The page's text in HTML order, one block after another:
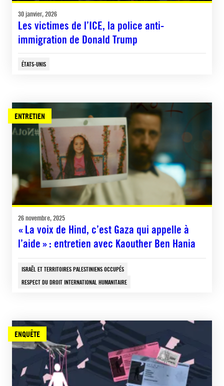
30 janvier, 2026
Les victimes de l’ICE, la police anti-
immigration de Donald Trump
ÉTATS-UNIS
ENTRETIEN
26 novembre, 2025
« La voix de Hind, c’est Gaza qui appelle à
l’aide » : entretien avec Kaouther Ben Hania
ISRAËL ET TERRITOIRES PALESTINIENS OCCUPÉS
RESPECT DU DROIT INTERNATIONAL HUMANITAIRE
ENQUÊTE